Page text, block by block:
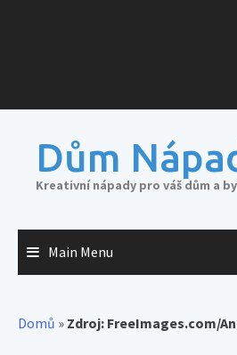
Dům
Kreativní nápady pro váš dům a
Main Menu
Domů » Zdroj: FreeImages.com/